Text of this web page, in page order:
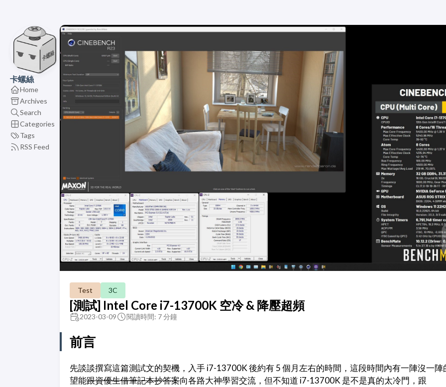
卡螺絲
Home
Archives
Search
Categories
Tags
RSS Feed
Test 3C
[測試] Intel Core i7-13700K 空冷 & 降壓超頻
2023-03-09 閱讀時間: 7 分鐘
前言
先談談撰寫這篇測試文的契機，入手 i7-13700K 後約有 5 個月左右的時間，這段時間內有一陣沒一陣
望能跟資優生借筆記本抄答案向各路大神學習交流，但不知道 i7-13700K 是不是真的太冷門，跟